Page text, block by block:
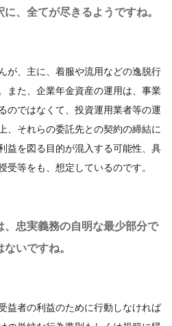
、全てが尽きるようですね。
が、主に、着服や流用などの逸脱行
また、企業年金資産の運用は、事業
のではなくて、投資運用業者等の運
、それらの委託先との契約の締結に
益を図る目的が混入する可能性、具
受等をも、想定しているのです。
、忠実義務の自明な最少部分で
いですね。
益者の利益のために行動しなければ